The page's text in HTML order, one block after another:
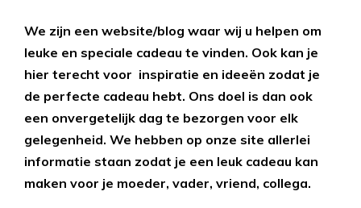
We zijn een website/blog waar wij u helpen om
leuke en speciale cadeau te vinden. Ook kan je
hier terecht voor inspiratie en ideeën zodat je
de perfecte cadeau hebt. Ons doel is dan ook
een onvergetelijk dag te bezorgen voor elk
gelegenheid. We hebben op onze site allerlei
informatie staan zodat je een leuk cadeau kan
maken voor je moeder, vader, vriend, collega.